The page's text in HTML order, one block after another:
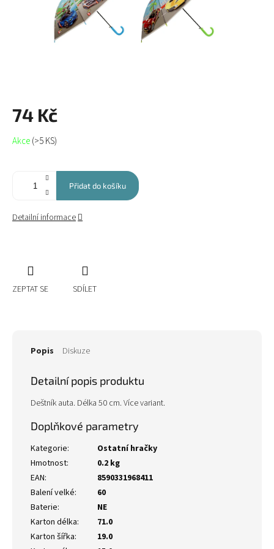
74 Kč
Měrná
cena:
Akce(>5 KS)
Přidat do košíku
Detailní informace
ZEPTAT SE SDÍLET
Popis Diskuze
Detailní popis produktu
Deštník auta. Délka 50 cm. Více variant.
Doplňkové parametry
Kategorie:
Ostatní hračky
Hmotnost:
0.2 kg
EAN:
8590331968411
Balení velké:
60
Baterie:
NE
Karton délka:
71.0
Karton šířka:
19.0